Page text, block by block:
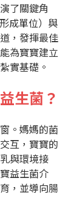
了關鍵角
成單位）與
，發揮最佳
為寶寶建立
實基礎。
生菌？
。媽媽的菌
互，寶寶的
與環境接
益生菌介
，並導向腸